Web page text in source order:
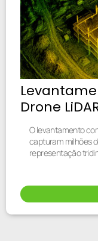
Drone
O levantamento
capturam milhões
representação